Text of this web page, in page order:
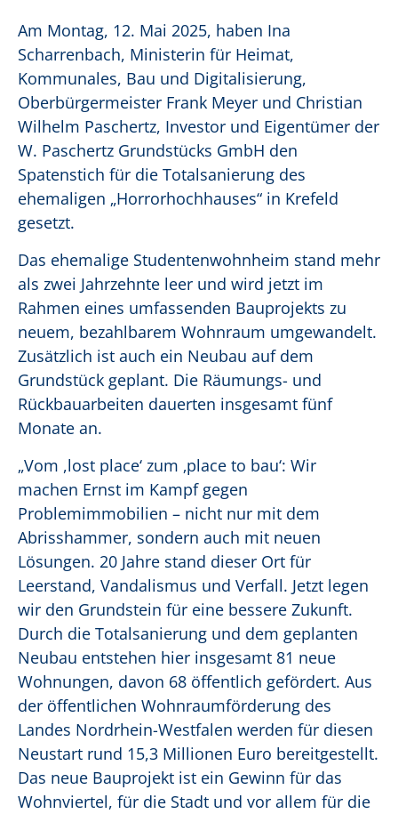
Am Montag, 12. Mai 2025, haben Ina
Scharrenbach, Ministerin für Heimat,
Kommunales, Bau und Digitalisierung,
Oberbürgermeister Frank Meyer und Christian
Wilhelm Paschertz, Investor und Eigentümer der
W. Paschertz Grundstücks GmbH den
Spatenstich für die Totalsanierung des
ehemaligen „Horrorhochhauses“ in Krefeld
gesetzt.
Das ehemalige Studentenwohnheim stand mehr
als zwei Jahrzehnte leer und wird jetzt im
Rahmen eines umfassenden Bauprojekts zu
neuem, bezahlbarem Wohnraum umgewandelt.
Zusätzlich ist auch ein Neubau auf dem
Grundstück geplant. Die Räumungs- und
Rückbauarbeiten dauerten insgesamt fünf
Monate an.
„Vom ,lost place‘ zum ‚place to bau‘: Wir
machen Ernst im Kampf gegen
Problemimmobilien – nicht nur mit dem
Abrisshammer, sondern auch mit neuen
Lösungen. 20 Jahre stand dieser Ort für
Leerstand, Vandalismus und Verfall. Jetzt legen
wir den Grundstein für eine bessere Zukunft.
Durch die Totalsanierung und dem geplanten
Neubau entstehen hier insgesamt 81 neue
Wohnungen, davon 68 öffentlich gefördert. Aus
der öffentlichen Wohnraumförderung des
Landes Nordrhein-Westfalen werden für diesen
Neustart rund 15,3 Millionen Euro bereitgestellt.
Das neue Bauprojekt ist ein Gewinn für das
Wohnviertel, für die Stadt und vor allem für die